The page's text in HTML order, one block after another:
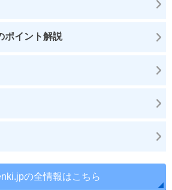
ポイント解説
の全情報はこちら